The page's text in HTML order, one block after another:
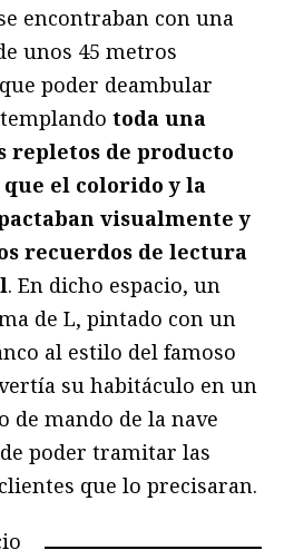
encontraban con una
unos 45 metros
poder deambular
toda una
repletos de producto
el colorido y la
visualmente y
recuerdos de lectura
. En dicho espacio, un
de L, pintado con un
al estilo del famoso
su habitáculo en un
de mando de la nave
poder tramitar las
que lo precisaran.